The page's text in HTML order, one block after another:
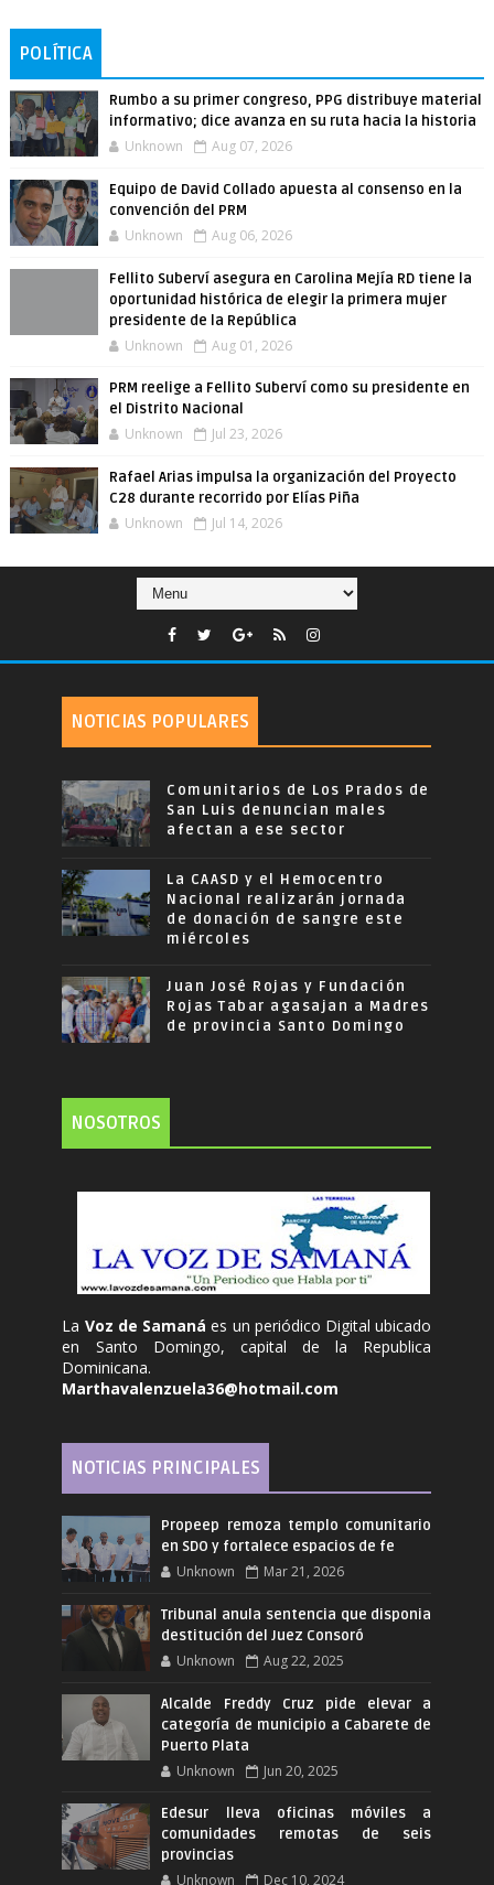
POLÍTICA
Rumbo a su primer congreso, PPG distribuye material
informativo; dice avanza en su ruta hacia la historia
Unknown Aug 07, 2026
Equipo de David Collado apuesta al consenso en la
convención del PRM
Unknown Aug 06, 2026
Fellito Suberví asegura en Carolina Mejía RD tiene la
oportunidad histórica de elegir la primera mujer
presidente de la República
Unknown Aug 01, 2026
PRM reelige a Fellito Suberví como su presidente en
el Distrito Nacional
Unknown Jul 23, 2026
Rafael Arias impulsa la organización del Proyecto
C28 durante recorrido por Elías Piña
Unknown Jul 14, 2026
NOTICIAS POPULARES
Comunitarios de Los Prados de
San Luis denuncian males
afectan a ese sector
La CAASD y el Hemocentro
Nacional realizarán jornada
de donación de sangre este
miércoles
Juan José Rojas y Fundación
Rojas Tabar agasajan a Madres
de provincia Santo Domingo
NOSOTROS
La Voz de Samanáes un periódico Digital ubicado
en Santo Domingo, capital de la Republica
Dominicana.
Marthavalenzuela36@hotmail.com
NOTICIAS PRINCIPALES
Propeep remoza templo comunitario
en SDO y fortalece espacios de fe
Unknown Mar 21, 2026
Tribunal anula sentencia que disponia
destitución del Juez Consoró
Unknown Aug 22, 2025
Alcalde Freddy Cruz pide elevar a
categoría de municipio a Cabarete de
Puerto Plata
Unknown Jun 20, 2025
Edesur lleva oficinas móviles a
comunidades remotas de seis
provincias
Unknown Dec 10, 2024